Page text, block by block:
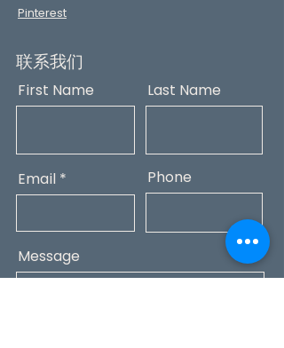
Pinterest
联系我们
First Name Last Name
Email Phone
Message